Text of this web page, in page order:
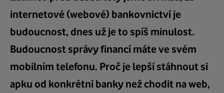
internetové (webové) bankovnictví je
budoucnost, dnes už je to spíš minulost.
Budoucnost správy financí máte ve svém
mobilním telefonu. Proč je lepší stáhnout si
apku od konkrétní banky než chodit na web,